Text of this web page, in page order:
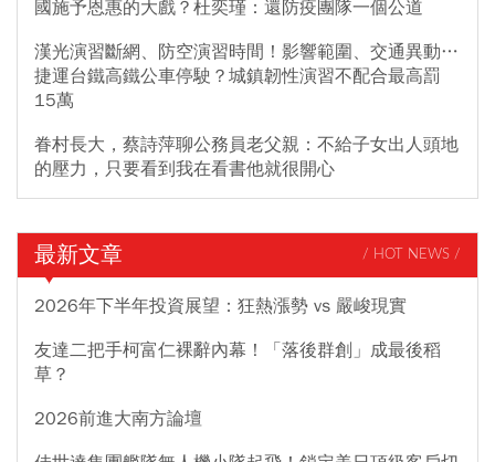
國施予恩惠的大戲？杜奕瑾：還防疫團隊一個公道
漢光演習斷網、防空演習時間！影響範圍、交通異動…
捷運台鐵高鐵公車停駛？城鎮韌性演習不配合最高罰
15萬
眷村長大，蔡詩萍聊公務員老父親：不給子女出人頭地
的壓力，只要看到我在看書他就很開心
最新文章 / HOT NEWS /
2026年下半年投資展望：狂熱漲勢 vs 嚴峻現實
友達二把手柯富仁裸辭內幕！「落後群創」成最後稻
草？
2026前進大南方論壇